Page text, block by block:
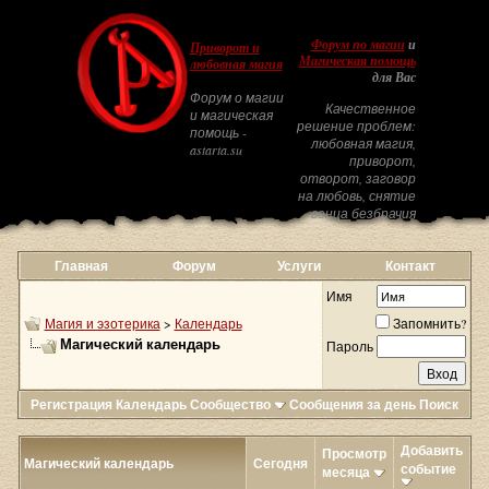
Приворот и
любовная магия
Форум о магии
и магическая
помощь -
astarta.su
Форум по магиии
Магическая помощь
для Вас
Качественное
решение проблем:
любовная магия,
приворот,
отворот, заговор
на любовь, снятие
венца безбрачия
Главная Форум Услуги Контакт
Магия и эзотерика > Календарь
Магический календарь
Имя
Запомнить?
Пароль
Регистрация КалендарьСообщество Сообщения за день Поиск
Магический календарь Сегодня
Просмотр
месяца
Добавить
событие